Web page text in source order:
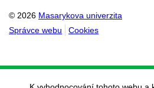
© 2026 Masarykova univerzita
Správce webu
Cookies